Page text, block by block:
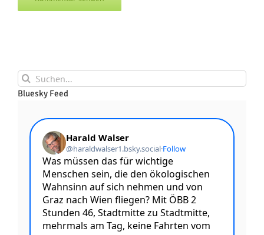
Suche
nach:
Bluesky Feed